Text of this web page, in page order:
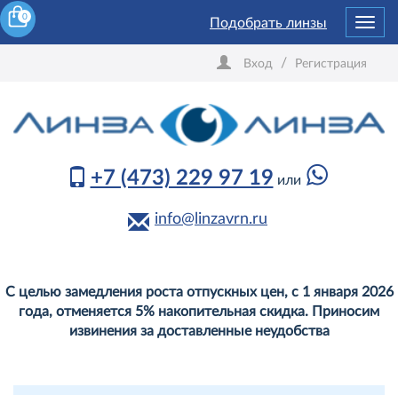
Вход / Регистрация
+7 (473) 229 97 19 или
info@linzavrn.ru
0
С целью замедления роста отпускных цен, с 1 января 2026
года, отменяется 5% накопительная скидка. Приносим
извинения за доставленные неудобства
Подобрать линзы